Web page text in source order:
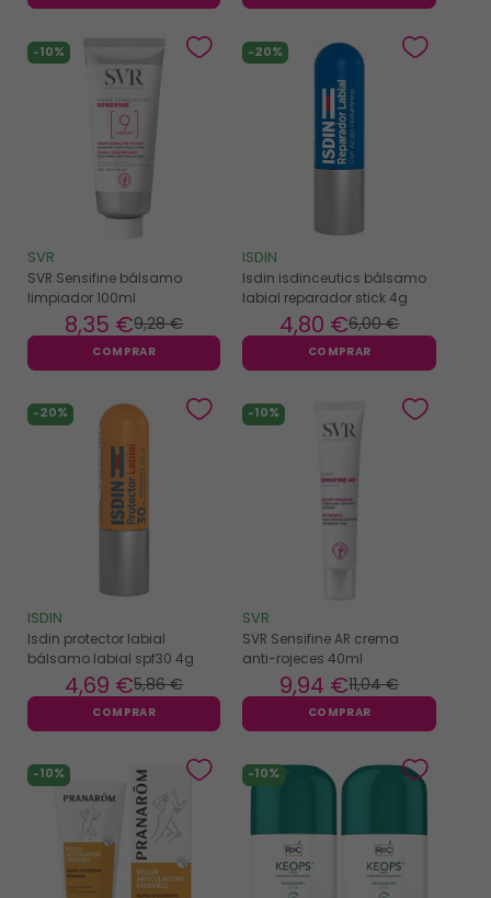
-10%
SVR
SVR Sensifine bálsamo
limpiador 100ml
9,28 €
8,35 €
COMPRAR
-20%
ISDIN
Isdin isdinceutics bálsamo
labial reparador stick 4g
6,00 €
4,80 €
COMPRAR
-20%
ISDIN
Isdin protector labial
bálsamo labial spf30 4g
5,86 €
4,69 €
COMPRAR
-10%
SVR
SVR Sensifine AR crema
anti-rojeces 40ml
11,04 €
9,94 €
COMPRAR
-10% -10%